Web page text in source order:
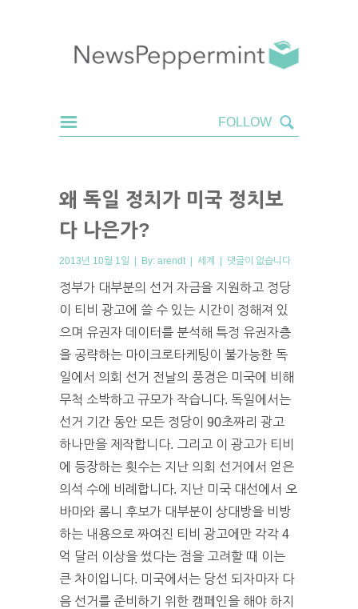
왜 독일 정치가 미국 정치보
다 나은가?
2013년 10월 1일 | By: arendt | 세계 | 댓글이 없습니다
정부가 대부분의 선거 자금을 지원하고 정당
이 티비 광고에 쓸 수 있는 시간이 정해져 있
으며 유권자 데이터를 분석해 특정 유권자층
을 공략하는 마이크로타케팅이 불가능한 독
일에서 의회 선거 전날의 풍경은 미국에 비해
무척 소박하고 규모가 작습니다. 독일에서는
선거 기간 동안 모든 정당이 90초짜리 광고
하나만을 제작합니다. 그리고 이 광고가 티비
에 등장하는 횟수는 지난 의회 선거에서 얻은
의석 수에 비례합니다. 지난 미국 대선에서 오
바마와 롬니 후보가 대부분이 상대방을 비방
하는 내용으로 짜여진 티비 광고에만 각각 4
억 달러 이상을 썼다는 점을 고려할 때 이는
큰 차이입니다. 미국에서는 당선 되자마자 다
음 선거를 준비하기 위한 캠페인을 해야 하지